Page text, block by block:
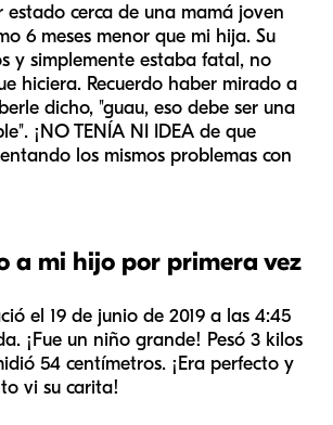
estado cerca de una mamá joven
6 meses menor que mi hija. Su
y simplemente estaba fatal, no
hiciera. Recuerdo haber mirado a
dicho, "guau, eso debe ser una
¡NO TENÍA NI IDEA de que
los mismos problemas con
a mi hijo por primera vez
el 19 de junio de 2019 a las 4:45
¡Fue un niño grande! Pesó 3 kilos
54 centímetros. ¡Era perfecto y
vi su carita!